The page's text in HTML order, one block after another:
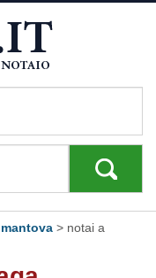
> notai a